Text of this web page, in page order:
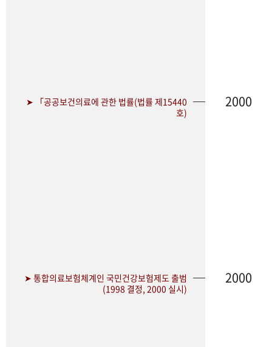
➤ 「공공보건의료에 관한 법률(법률 제15440
호)
2000
➤ 통합의료보험체계인 국민건강보험제도 출범
(1998 결정, 2000 실시)
2000